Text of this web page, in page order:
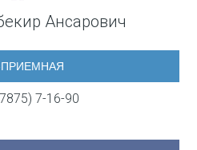
Ансарович
ПРИЕМНАЯ
7-16-90